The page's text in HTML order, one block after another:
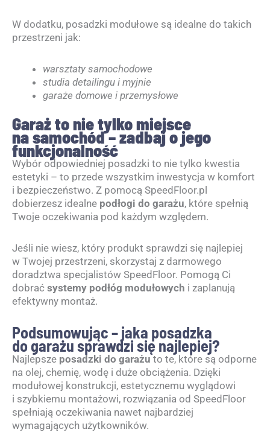
W dodatku, posadzki modułowe są idealne do takich
przestrzeni jak:
warsztaty samochodowe
studia detailingu i myjnie
garaże domowe i przemysłowe
Garaż to nie tylko miejsce
na samochód – zadbaj o jego
funkcjonalność
Wybór odpowiedniej posadzki to nie tylko kwestia
estetyki – to przede wszystkim inwestycja w komfort
i bezpieczeństwo. Z pomocą SpeedFloor.pl
dobierzesz idealne podłogi do garażu, które spełnią
Twoje oczekiwania pod każdym względem.
Jeśli nie wiesz, który produkt sprawdzi się najlepiej
w Twojej przestrzeni, skorzystaj z darmowego
doradztwa specjalistów SpeedFloor. Pomogą Ci
dobrać systemy podłóg modułowych i zaplanują
efektywny montaż.
Podsumowując – jaka posadzka
do garażu sprawdzi się najlepiej?
Najlepsze posadzki do garażuto te, które są odporne
na olej, chemię, wodę i duże obciążenia. Dzięki
modułowej konstrukcji, estetycznemu wyglądowi
i szybkiemu montażowi, rozwiązania od SpeedFloor
spełniają oczekiwania nawet najbardziej
wymagających użytkowników.